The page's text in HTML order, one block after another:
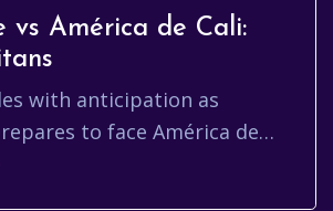
vs América de Cali:
with anticipation as
to face América de
just another match; it's a